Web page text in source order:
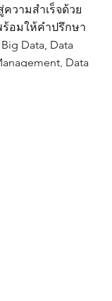
วามสำเร็จด้วย
อมให้คำปรึกษา
Data, Data
Data